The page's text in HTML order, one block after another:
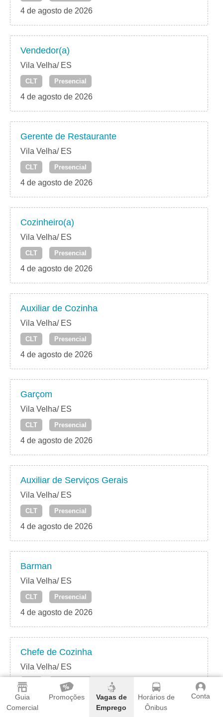
Guia
Comercial
Promoções
Vagas de
Emprego
Horários de
Ônibus
Conta
4 de agosto de 2026
Vendedor(a)
Vila Velha/ ES
CLT Presencial
4 de agosto de 2026
Gerente de Restaurante
Vila Velha/ ES
CLT Presencial
4 de agosto de 2026
Cozinheiro(a)
Vila Velha/ ES
CLT Presencial
4 de agosto de 2026
Auxiliar de Cozinha
Vila Velha/ ES
CLT Presencial
4 de agosto de 2026
Garçom
Vila Velha/ ES
CLT Presencial
4 de agosto de 2026
Auxiliar de Serviços Gerais
Vila Velha/ ES
CLT Presencial
4 de agosto de 2026
Barman
Vila Velha/ ES
CLT Presencial
4 de agosto de 2026
Chefe de Cozinha
Vila Velha/ ES
CLT Presencial
4 de agosto de 2026